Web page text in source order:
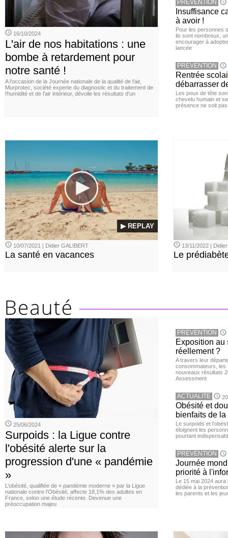
16/10/2024
L'air de nos habitations : une
bombe à retardement pour
notre santé !
A l’occasion de la Journée nationale de la qualité de l’air,
Murprotec, société experte du diagnostic et du traitement de
l’humidité et de l’air intérieur, dévoile les résultats d’un
PREVENTION
Insuffisance
à avoir !
Pour les personnes
ils sont nombreux,
encourager à
lancée
PREVENTION
Rentrée
débarrasser
Les poux de tête
chevelu humain et
présence ne soit
▶ REPLAY
10/07/2021 | Didier GALIBERT
La santé en vacances
13/11/2022 |
Le
25/06/2024
Surpoids : la Ligue contre
l'obésité alerte sur la
progression d'une « pandémie
»
L’obésité, qualifiée de « pandémie moderne » par la Ligue
nationale contre l’Obésité, affecte 18,1% des adultes en
France, selon une étude récente. Devenue une
préoccupation majeu
PREVENTION
Exposition au
réellement ?
A travers leur
consommateurs, les
nouveaux résultats
Assessment
ACTUALITE
Obésité et
bienfaits de
Le surpoids et
éloignent les
pourtant
PREVENTION
Journée
priorité à
Le 15 mai 2024 aura
dédiée à la
les parents et les